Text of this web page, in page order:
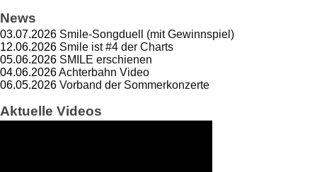
News
03.07.2026 Smile-Songduell (mit Gewinnspiel)
12.06.2026 Smile ist #4 der Charts
05.06.2026 SMILE erschienen
04.06.2026Achterbahn Video
06.05.2026 Vorband der Sommerkonzerte
Aktuelle Videos